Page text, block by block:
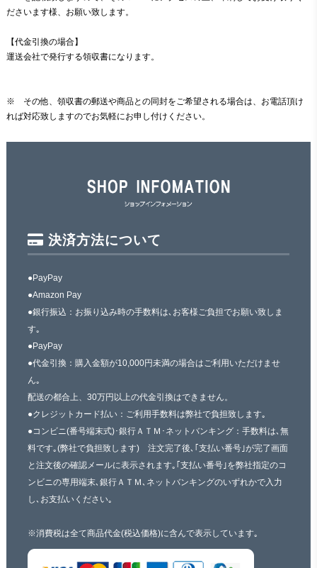
ださいます様、お願い致します。
【代金引換の場合】
運送会社で発行する領収書になります。
※ その他、領収書の郵送や商品との同封をご希望される場合は、お電話頂け
れば対応致しますのでお気軽にお申し付けください。
決済方法について
●PayPay
●Amazon Pay
●銀行振込：お振り込み時の手数料は､お客様ご負担でお願い致しま
す｡
●PayPay
●代金引換：購入金額が10,000円未満の場合はご利用いただけませ
ん｡
配送の都合上、30万円以上の代金引換はできません。
●クレジットカード払い：ご利用手数料は弊社で負担致します｡
●コンビニ(番号端末式)･銀行ＡＴＭ･ネットバンキング：手数料は､無
料です｡(弊社で負担致します) 注文完了後､｢支払い番号｣が完了画面
と注文後の確認メールに表示されます｡｢支払い番号｣を弊社指定のコ
ンビニの専用端末､銀行ＡＴＭ､ネットバンキングのいずれかで入力
し､お支払いください｡
※消費税は全て商品代金(税込価格)に含んで表示しています｡